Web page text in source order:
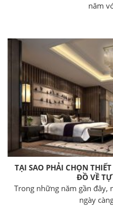
năm
TẠI SAO PHẢI CHỌN
ĐỒ VỀ TỰ
Trong những năm gần đây,
ngày